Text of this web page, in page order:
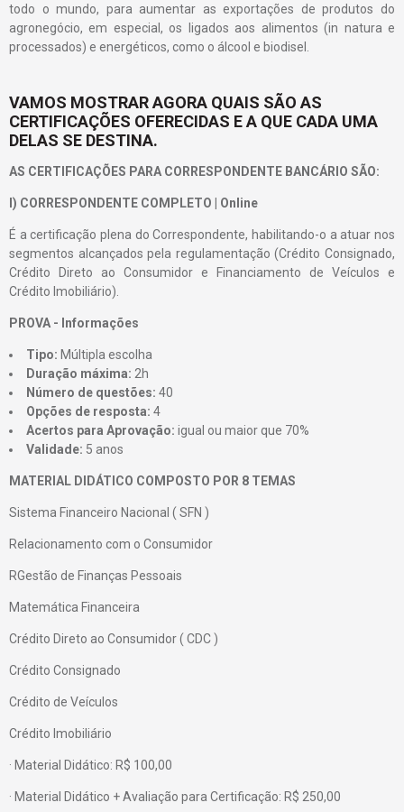
todo o mundo, para aumentar as exportações de produtos do
agronegócio, em especial, os ligados aos alimentos (in natura e
processados) e energéticos, como o álcool e biodisel.
VAMOS MOSTRAR AGORA QUAIS SÃO AS
CERTIFICAÇÕES OFERECIDAS E A QUE CADA UMA
DELAS SE DESTINA.
AS CERTIFICAÇÕES PARA CORRESPONDENTE BANCÁRIO SÃO:
I) CORRESPONDENTE COMPLETO | Online
É a certificação plena do Correspondente, habilitando-o a atuar nos
segmentos alcançados pela regulamentação (Crédito Consignado,
Crédito Direto ao Consumidor e Financiamento de Veículos e
Crédito Imobiliário).
PROVA - Informações
Tipo: Múltipla escolha
Duração máxima: 2h
Número de questões: 40
Opções de resposta: 4
Acertos para Aprovação: igual ou maior que 70%
Validade: 5 anos
MATERIAL DIDÁTICO COMPOSTO POR 8 TEMAS
Sistema Financeiro Nacional ( SFN )
Relacionamento com o Consumidor
RGestão de Finanças Pessoais
Matemática Financeira
Crédito Direto ao Consumidor ( CDC )
Crédito Consignado
Crédito de Veículos
Crédito Imobiliário
· Material Didático: R$ 100,00
· Material Didático + Avaliação para Certificação: R$ 250,00